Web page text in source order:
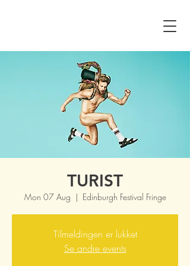
TURIST
Mon 07 Aug
  |
Edinburgh Festival Fringe
Tilmeldingen er lukket
Se andre events